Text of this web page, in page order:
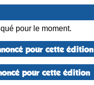
pour le moment.
pour cette édition
pour cette édition